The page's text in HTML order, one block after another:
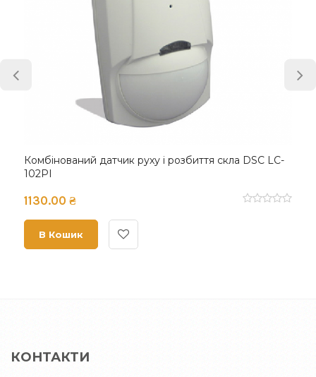
Комбінований датчик руху і розбиття скла DSC LC-
102PI
1130.00 ₴
В Кошик
КОНТАКТИ